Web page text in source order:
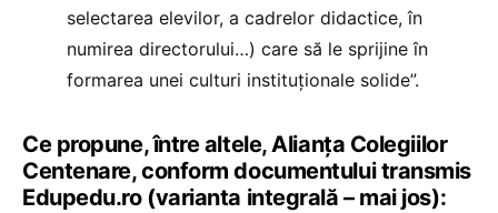
selectarea elevilor, a cadrelor didactice, în
numirea directorului…) care să le sprijine în
formarea unei culturi instituționale solide”.
Ce propune, între altele, Alianța Colegiilor
Centenare, conform documentului transmis
Edupedu.ro (varianta integrală – mai jos):